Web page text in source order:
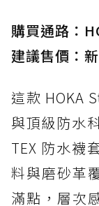
購買通路：
建議售價：
這款 HOKA
與頂級防水
TEX 防水襪
料與磨砂革
滿點，層次